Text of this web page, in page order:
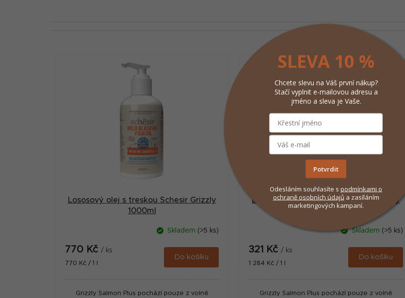
Lososový olej s treskou Schesir Grizzly
1000ml
Skladem (>5 ks)
770 Kč / ks
Měrná
770 Kč / 1 l
Do košíku
Grizzly Salmon Plus pochází pouze z volně
Lososový olej s treskou Schesir Grizzly
250ml
Skladem (>5 ks)
321 Kč/ ks
Měrná
1 284 Kč / 1 l
Do košíku
Grizzly Salmon Plus pochází pouze z volně
SLEVA 10 %
Chcete slevu na Váš první nákup?
Stačí vyplnit e-mailovou adresu a
jméno a sleva je Vaše.
Potvrdit
Odesláním souhlasíte s podmínkami o
ochraně osobních údajů a zasíláním
marketingových kampaní.